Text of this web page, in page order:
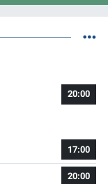
20:00
17:00
20:00